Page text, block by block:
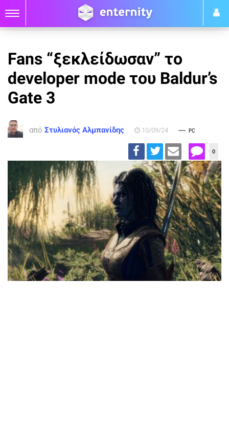
Fans “ξεκλείδωσαν” το
developer mode του Baldur’s
Gate 3
από Στυλιανός Αλμπανίδης 10/09/24 PC
0